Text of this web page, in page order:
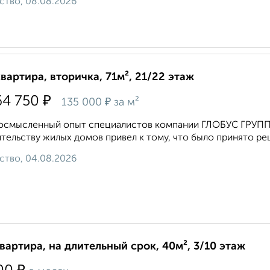
08.08.2026
вторичка, 71м², 21/22 этаж
750 ₽ 135 000 ₽ за м²
опыт специалистов компании ГЛОБУС
жилых домов привел к тому, что было принято
04.08.2026
на длительный срок, 40м², 3/10 этаж